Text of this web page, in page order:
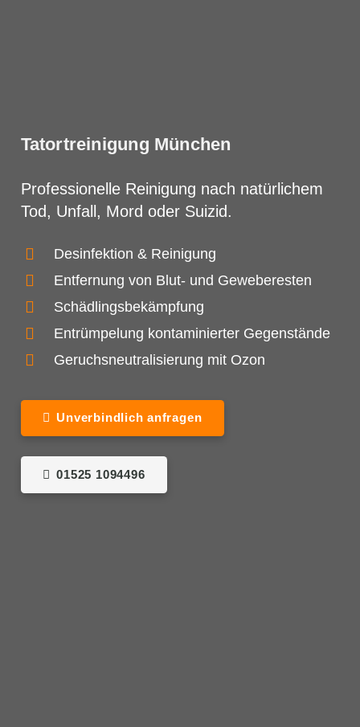
Tatortreinigung München
Professionelle Reinigung nach natürlichem
Tod, Unfall, Mord oder Suizid.
Desinfektion & Reinigung
Entfernung von Blut- und Geweberesten
Schädlingsbekämpfung
Entrümpelung kontaminierter Gegenstände
Geruchsneutralisierung mit Ozon
Unverbindlich anfragen
01525 1094496